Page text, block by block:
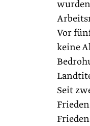
Vor
keine
Seit